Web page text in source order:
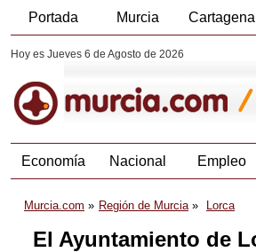
Portada Murcia Cartagena
Hoy es Jueves 6 de Agosto de 2026
Economía Nacional Empleo
Murcia.com Región de Murcia Lorca
El Ayuntamiento de